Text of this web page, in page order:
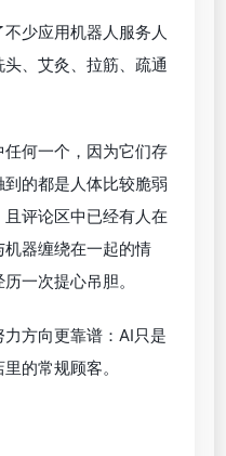
少应用机器人服务人
、艾灸、拉筋、疏通
何一个，因为它们存
的都是人体比较脆弱
评论区中已经有人在
器缠绕在一起的情
一次提心吊胆。
方向更靠谱：AI只是
的常规顾客。